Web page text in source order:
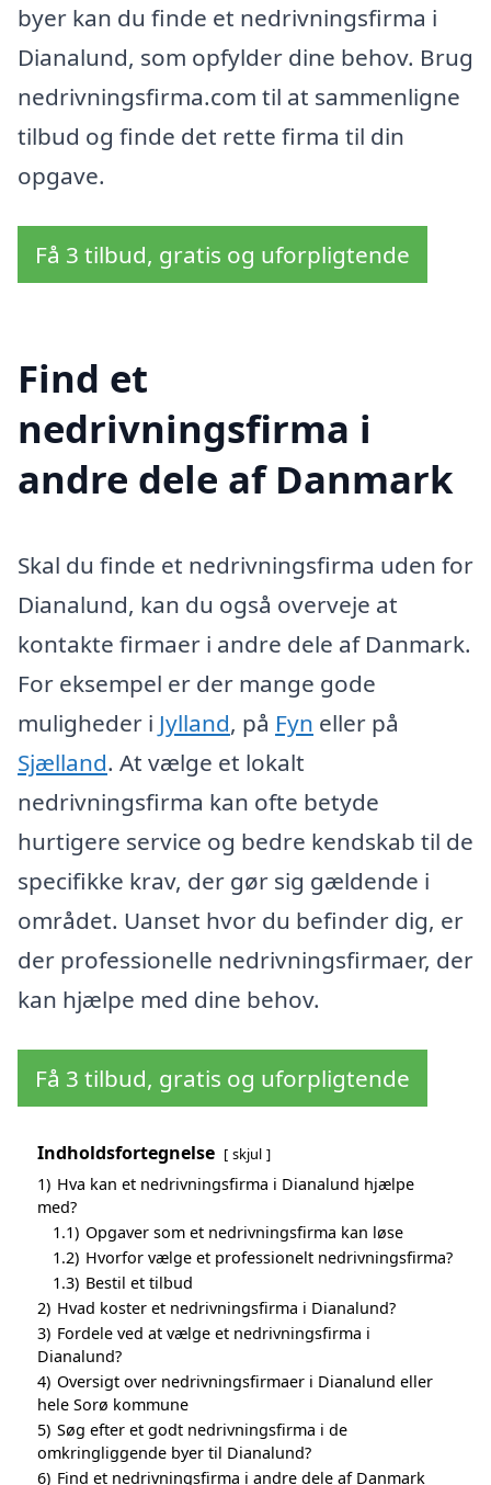
byer kan du finde et nedrivningsfirma i
Dianalund, som opfylder dine behov. Brug
nedrivningsfirma.com til at sammenligne
tilbud og finde det rette firma til din
opgave.
Få 3 tilbud, gratis og uforpligtende
Find et
nedrivningsfirma i
andre dele af Danmark
Skal du finde et nedrivningsfirma uden for
Dianalund, kan du også overveje at
kontakte firmaer i andre dele af Danmark.
For eksempel er der mange gode
muligheder i Jylland, på Fyn eller på
Sjælland. At vælge et lokalt
nedrivningsfirma kan ofte betyde
hurtigere service og bedre kendskab til de
specifikke krav, der gør sig gældende i
området. Uanset hvor du befinder dig, er
der professionelle nedrivningsfirmaer, der
kan hjælpe med dine behov.
Få 3 tilbud, gratis og uforpligtende
Indholdsfortegnelse skjul
1) Hva kan et nedrivningsfirma i Dianalund hjælpe
med?
1.1) Opgaver som et nedrivningsfirma kan løse
1.2) Hvorfor vælge et professionelt nedrivningsfirma?
1.3) Bestil et tilbud
2) Hvad koster et nedrivningsfirma i Dianalund?
3) Fordele ved at vælge et nedrivningsfirma i
Dianalund?
4) Oversigt over nedrivningsfirmaer i Dianalund eller
hele Sorø kommune
5) Søg efter et godt nedrivningsfirma i de
omkringliggende byer til Dianalund?
6) Find et nedrivningsfirma i andre dele af Danmark